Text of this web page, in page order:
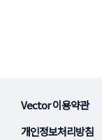
Vector 이용약관
개인정보처리방침